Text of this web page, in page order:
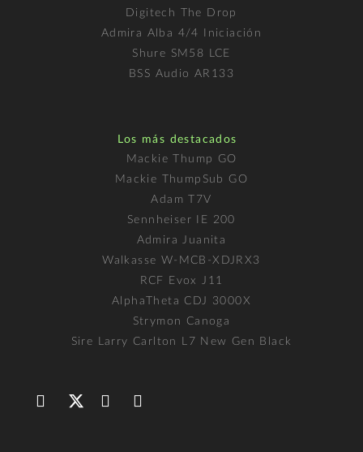
Digitech The Drop
Admira Alba 4/4 Iniciación
Shure SM58 LCE
BSS Audio AR133
Los más destacados
Mackie Thump GO
Mackie ThumpSub GO
Adam T7V
Sennheiser IE 200
Admira Juanita
Walkasse W-MCB-XDJRX3
RCF Evox J11
AlphaTheta CDJ 3000X
Strymon Canoga
Sire Larry Carlton L7 New Gen Black